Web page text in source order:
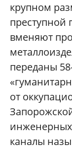
крупном
преступной
вменяют
переданы
от
каналы